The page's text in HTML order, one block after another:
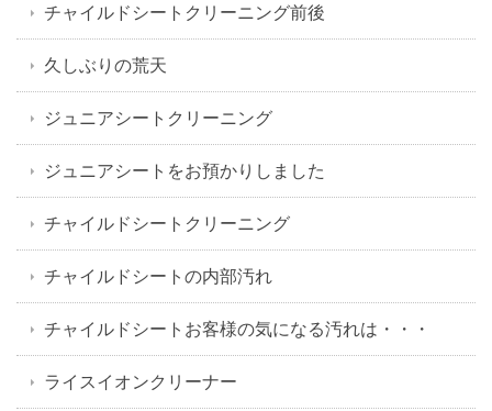
チャイルドシートクリーニング前後
久しぶりの荒天
ジュニアシートクリーニング
ジュニアシートをお預かりしました
チャイルドシートクリーニング
チャイルドシートの内部汚れ
チャイルドシートお客様の気になる汚れは・・・
ライスイオンクリーナー